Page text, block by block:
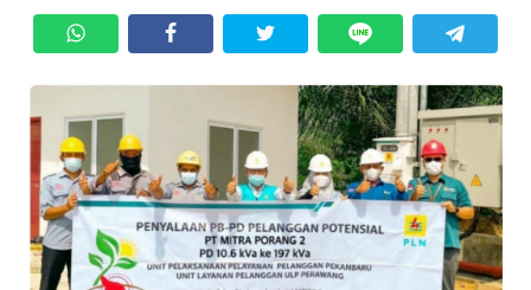
SERBI
LABUAN
OPINI
Informasi